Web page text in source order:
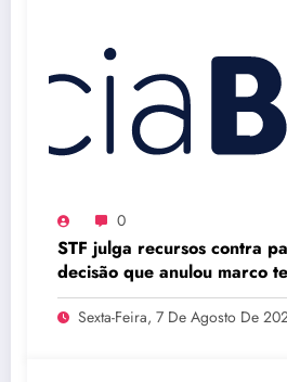
0
STF julga recursos contra
decisão que anulou marco
Sexta-Feira, 7 De Agosto De